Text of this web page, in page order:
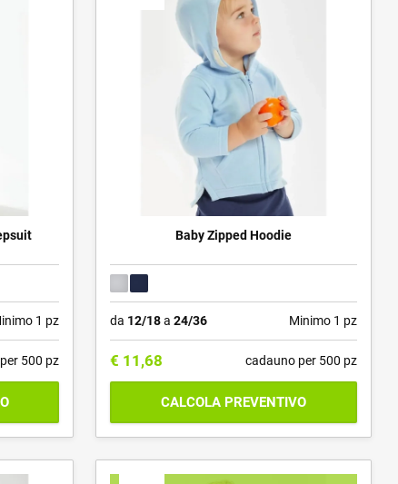
1 pz
500 pz
Baby Zipped Hoodie
da 12/18a24/36 Minimo 1 pz
€ 11,68 cadauno per 500 pz
CALCOLA PREVENTIVO